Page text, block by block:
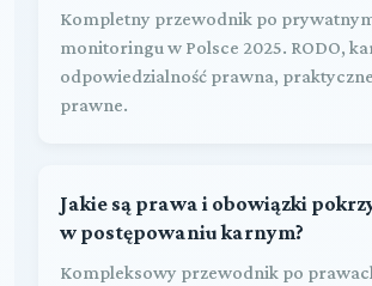
Kompletny przewodnik po
monitoringu w Polsce 2025. RODO,
odpowiedzialność prawna,
prawne.
Jakie są prawa i obowiązki
w postępowaniu karnym?
Kompleksowy przewodnik po